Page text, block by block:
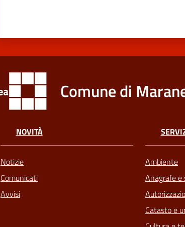
Comune di
NOVITÀ
Notizie
Comunicati
Avvisi
Ambiente
Anagrafe
Catasto e